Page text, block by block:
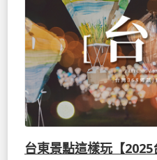
台東景點這樣玩【